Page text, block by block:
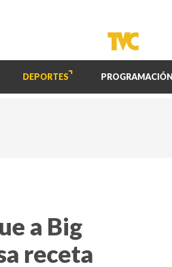
DEPORTES PROGRAMACIÓN
a Big
receta